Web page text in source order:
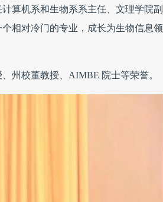
算机系和生物系系主任、文理学院副
相对冷门的专业，成长为生物信息领
州校董教授、AIMBE 院士等荣誉。